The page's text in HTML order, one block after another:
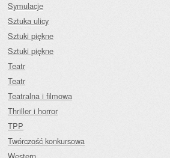
Symulacje
Sztuka ulicy
Sztuki piękne
Sztuki piękne
Teatr
Teatr
Teatralna i filmowa
Thriller i horror
TPP
Twórczość konkursowa